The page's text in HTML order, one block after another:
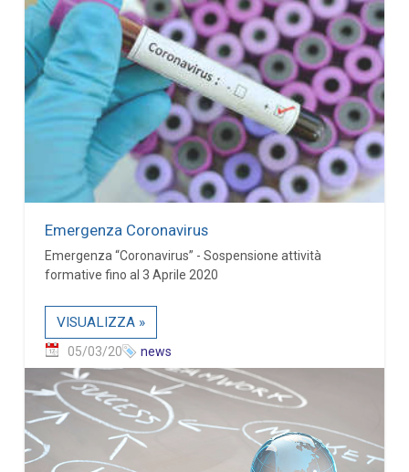
Emergenza Coronavirus
Emergenza “Coronavirus” - Sospensione attività
formative fino al 3 Aprile 2020
VISUALIZZA »
05/03/20 news